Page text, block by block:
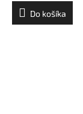
Do košíka